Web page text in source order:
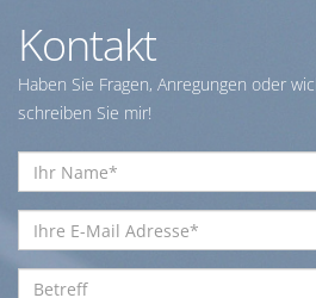
Kontakt
Haben Sie Fragen, Anregungen oder
schreiben Sie mir!